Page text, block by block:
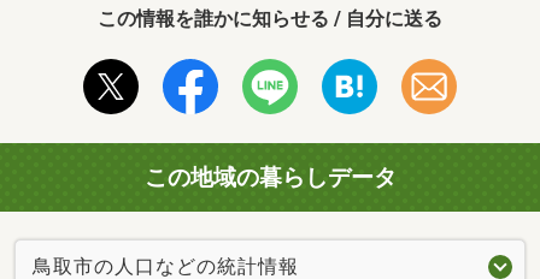
この情報を誰かに知らせる / 自分に送る
この地域の暮らしデータ
鳥取市の人口などの統計情報